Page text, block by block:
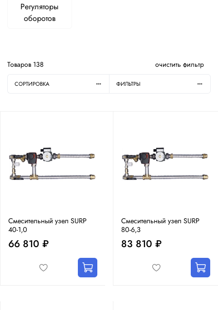
Регуляторы
оборотов
Товаров 138 очистить фильтр
СОРТИРОВКА ФИЛЬТРЫ
Смесительный узел SURP
40-1,0
66 810 ₽
Смесительный узел SURP
80-6,3
83 810 ₽